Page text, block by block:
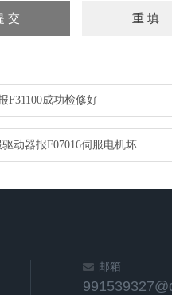
F31100成功检修好
动器报F07016伺服电机坏
邮箱